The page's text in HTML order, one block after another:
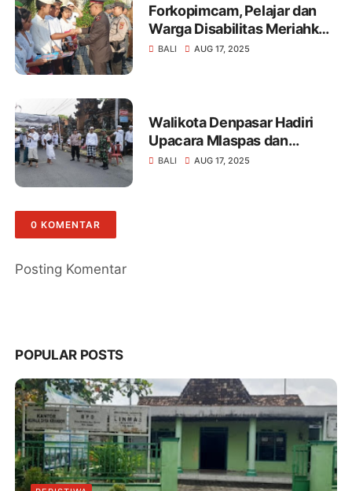
Forkopimcam, Pelajar dan
Warga Disabilitas Meriahkan
Upacara HUT RI ke -80 di
BALI AUG 17, 2025
Walikota Denpasar Hadiri
Upacara Mlaspas dan
Piodalan di Banjar
BALI AUG 17, 2025
0 KOMENTAR
Posting Komentar
POPULAR POSTS